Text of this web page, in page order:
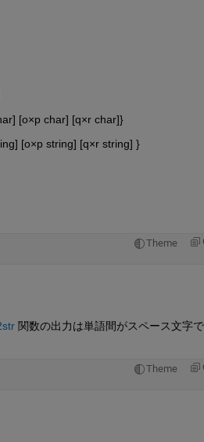
char] [o×p char] [q×r char]}
[o×p string] [q×r string] }
Theme
関数の出力は単語間がスペース文字
Theme